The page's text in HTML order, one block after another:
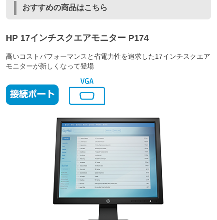
おすすめの商品はこちら
HP 17インチスクエアモニター P174
高いコストパフォーマンスと省電力性を追求した17インチスクエア
モニターが新しくなって登場